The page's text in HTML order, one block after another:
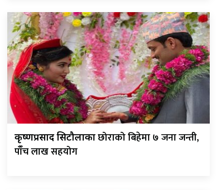
कृष्णप्रसाद सिटौलाकाछोराको बिहेमा ७ जना जन्ती,
पाँँच लाख सहयोग